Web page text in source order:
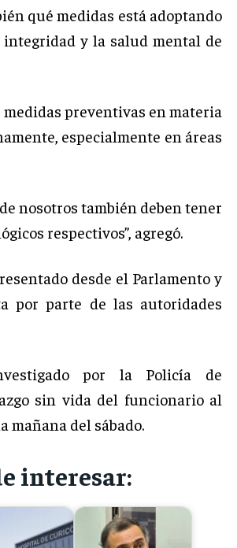
qué medidas está adoptando
y la salud mental de
preventivas en materia
especialmente en áreas
nosotros también deben tener
respectivos”, agregó.
desde el Parlamento y
por parte de las autoridades
por la Policía de
sin vida del funcionario al
del sábado.
interesar: